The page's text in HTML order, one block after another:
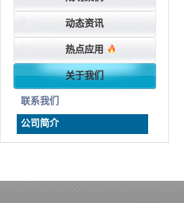
动态资讯
热点应用
关于我们
联系我们
公司简介